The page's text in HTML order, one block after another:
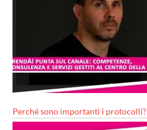
Perché sono importanti i protocolli?